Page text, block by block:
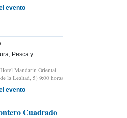
evento
Pesca y
Mandarin Oriental
la Lealtad, 5) 9:00 horas
evento
Cuadrado